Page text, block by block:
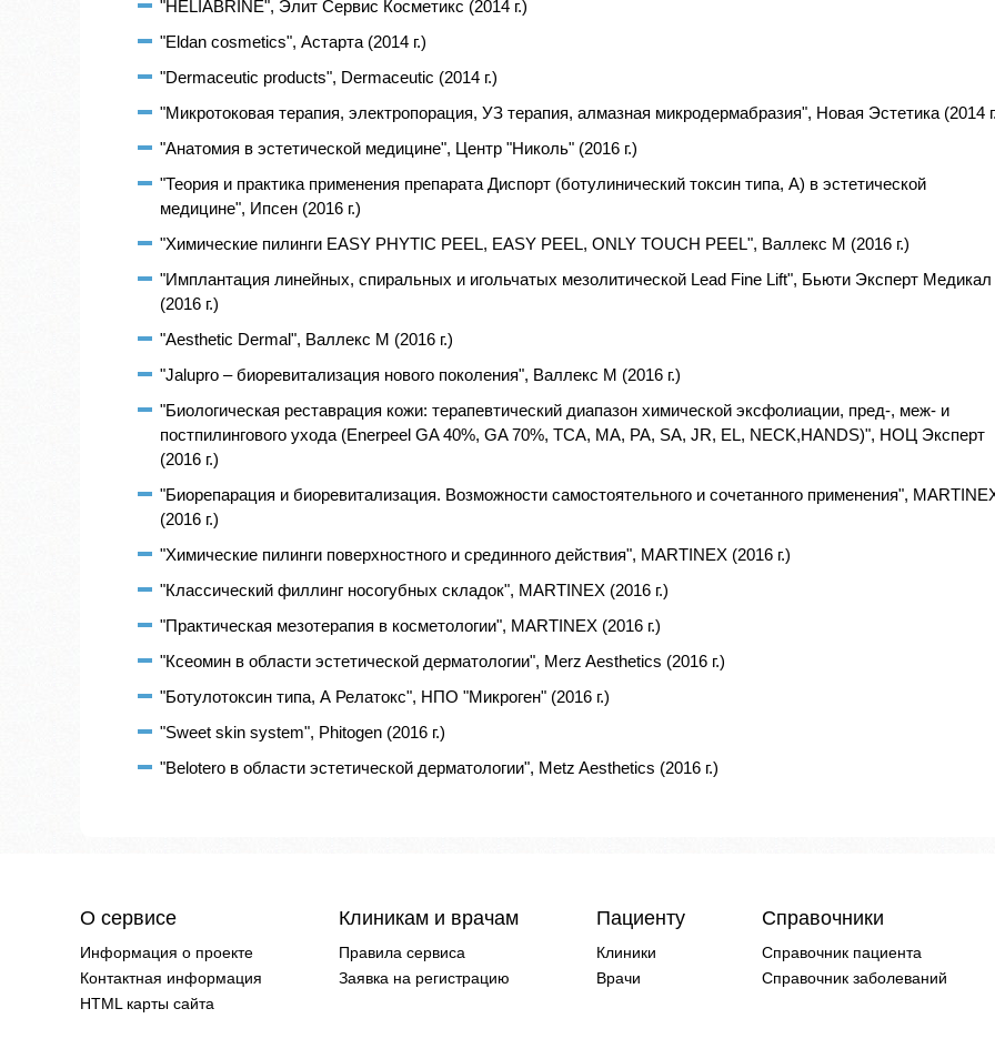
"HELIABRINE", Элит Сервис Косметикс (2014 г.)
"Eldan cosmetics", Астарта (2014 г.)
"Dermaceutic products", Dermaceutic (2014 г.)
"Микротоковая терапия, электропорация, УЗ терапия, алмазная микродермабразия", Новая Эстетика (2014
"Анатомия в эстетической медицине", Центр "Николь" (2016 г.)
"Теория и практика применения препарата Диспорт (ботулинический токсин типа, А) в эстетической
медицине", Ипсен (2016 г.)
"Химические пилинги EASY PHYTIC PEEL, EASY PEEL, ONLY TOUCH PEEL", Валлекс М (2016 г.)
"Имплантация линейных, спиральных и игольчатых мезолитической Lead Fine Lift", Бьюти Эксперт Медикал
(2016 г.)
"Aesthetic Dermal", Валлекс М (2016 г.)
"Jalupro – биоревитализация нового поколения", Валлекс М (2016 г.)
"Биологическая реставрация кожи: терапевтический диапазон химической эксфолиации, пред-, меж- и
постпилингового ухода (Enerpeel GA 40%, GA 70%, TCA, MA, PA, SA, JR, EL, NECK,HANDS)", НОЦ Эксперт
(2016 г.)
"Биорепарация и биоревитализация. Возможности самостоятельного и сочетанного применения",
(2016 г.)
"Химические пилинги поверхностного и срединного действия", MARTINEX (2016 г.)
"Классический филлинг носогубных складок", MARTINEX (2016 г.)
"Практическая мезотерапия в косметологии", MARTINEX (2016 г.)
"Ксеомин в области эстетической дерматологии", Merz Aesthetics (2016 г.)
"Ботулотоксин типа, А Релатокс", НПО "Микроген" (2016 г.)
"Sweet skin system", Phitogen (2016 г.)
"Belotero в области эстетической дерматологии", Metz Aesthetics (2016 г.)
О сервисе
Информация о проекте
Контактная информация
HTML карты сайта
Клиникам и врачам
Правила сервиса
Заявка на регистрацию
Пациенту
Клиники
Врачи
Справочники
Справочник пациента
Справочник заболеваний